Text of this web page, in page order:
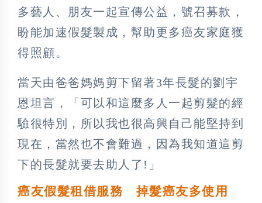
多藝人、朋友一起宣傳公益，號召募款，
盼能加速假髮製成，幫助更多癌友家庭獲
得照顧。
當天由爸爸媽媽剪下留著3年長髮的劉宇
恩坦言，「可以和這麼多人一起剪髮的經
驗很特別，所以我也很高興自己能堅持到
現在，當然也不會難過，因為我知道這剪
下的長髮就要去助人了!」
癌友假髮租借服務 掉髮癌友多使用